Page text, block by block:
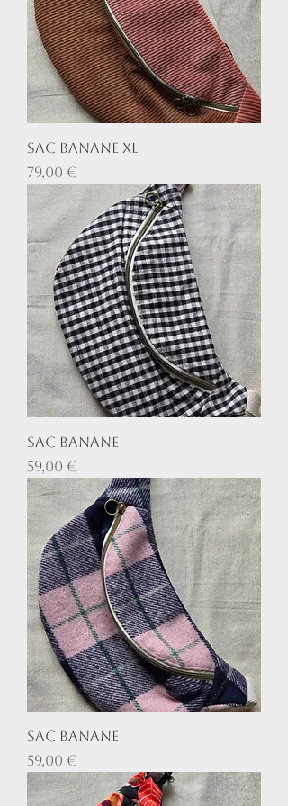
Sac Banane XL
Prix
79,00 €
Sac banane
Prix
59,00 €
Sac banane
Prix
59,00 €